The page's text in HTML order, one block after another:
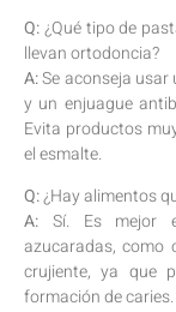
Q:¿Qué tipo de
‌llevan ortodoncia? ⁢
A:Se aconseja
‌y un enjuague
Evita productos
el esmalte.
Q:¿Hay ⁤alimentos
A: Sí.⁤ Es mejor⁤
azucaradas, ⁢como
crujiente, ya ‌que
formación de ‍caries.